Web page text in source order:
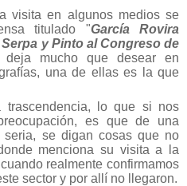
visita en algunos medios se
titulado "García Rovira
Serpa y Pinto al Congreso de
mucho que desear en
una de ellas es la que
trascendencia, lo que si nos
es que de una
seria, se digan cosas que no
menciona su visita a la
realmente confirmamos
sector y por allí no llegaron.